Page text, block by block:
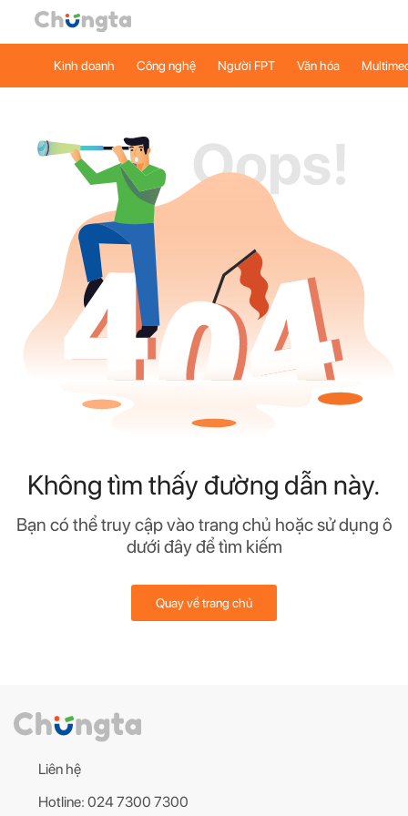
Kinh doanh Công nghệ Người FPT Văn hóa
Không tìm thấy đường dẫn này.
Bạn có thể truy cập vào trang chủ hoặc sử dụng ô
dưới đây để tìm kiếm
Quay về trang chủ
Liên hệ
Hotline: 024 7300 7300